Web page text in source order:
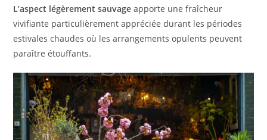
L’aspect légèrement sauvage apporte une fraîcheur
vivifiante particulièrement appréciée durant les périodes
estivales chaudes où les arrangements opulents peuvent
paraître étouffants.